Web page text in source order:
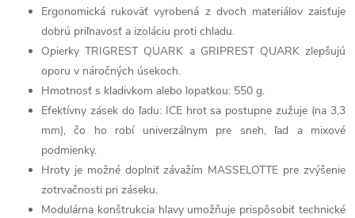
Ergonomická rukoväť vyrobená z dvoch materiálov zaisťuje
dobrú priľnavosť a izoláciu proti chladu.
Opierky TRIGREST QUARK a GRIPREST QUARK zlepšujú
oporu v náročných úsekoch.
Hmotnosť s kladivkom alebo lopatkou: 550 g.
Efektívny zásek do ľadu: ICE hrot sa postupne zužuje (na 3,3
mm), čo ho robí univerzálnym pre sneh, ľad a mixové
podmienky.
Hroty je možné doplniť závažím MASSELOTTE pre zvýšenie
zotrvačnosti pri záseku.
Modulárna konštrukcia hlavy umožňuje prispôsobiť technické